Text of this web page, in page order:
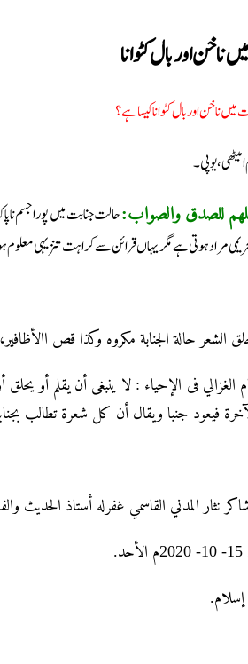
اور بال کٹوانا
ناخن اور بال کٹوانا کیسا ہے؟
یوپی۔
للصدق والصواب:حالت جنابت میں پورا جسم
مراد ہوتی ہے مگر یہاں قرائن سے کراہت تنزیہی معلوم
الشعر حالة الجنابة مكروه وكذا قص االأظافير،
الغزالي فی الإحیاء : لا ینبغی أن یقلم أو
فیعود جنبا ویقال أن کل شعرۃ تطالب بجنابتها.
نثار المدني القاسمي غفرله أستاذ الحديث